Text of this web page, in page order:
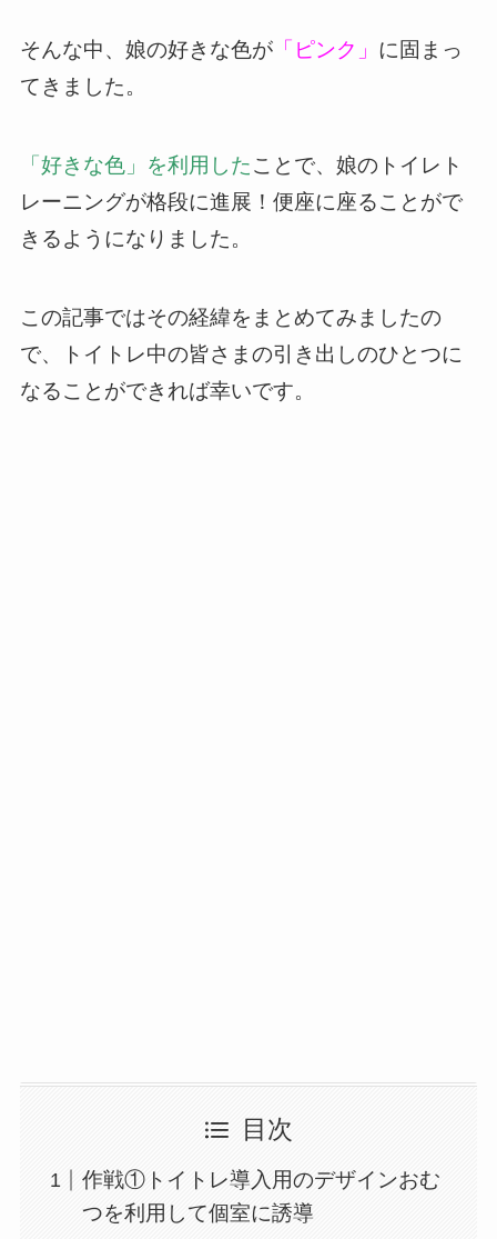
そんな中、娘の好きな色が「ピンク」 に固まっ
てきました。
「好きな色」を利用したことで、娘のトイレト
レーニングが格段に進展！便座に座ることがで
きるようになりました。
この記事ではその経緯をまとめてみましたの
で、トイトレ中の皆さまの引き出しのひとつに
なることができれば幸いです。
目次
作戦①トイトレ導入用のデザインおむ
つを利用して個室に誘導